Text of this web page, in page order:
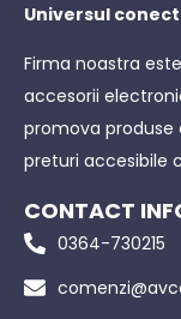
Universul
Firma noastra
accesorii
promova produse
preturi accesibile
CONTACT
0364-730215